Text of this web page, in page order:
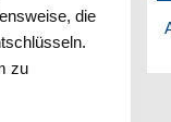
die
zu